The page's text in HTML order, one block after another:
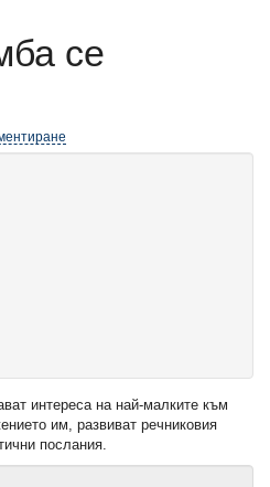
се
интереса на най-малките към
им, развиват речниковия
послания.